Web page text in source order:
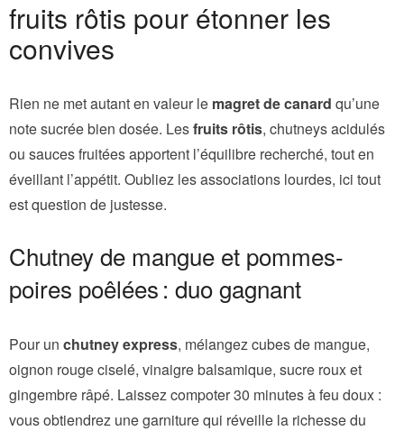
fruits rôtis pour étonner les
convives
Rien ne met autant en valeur le magret de canard qu’une
note sucrée bien dosée. Lesfruits rôtis, chutneys acidulés
ou sauces fruitées apportent l’équilibre recherché, tout en
éveillant l’appétit. Oubliez les associations lourdes, ici tout
est question de justesse.
Chutney de mangue et pommes-
poires poêlées : duo gagnant
Pour un chutney express, mélangez cubes de mangue,
oignon rouge ciselé, vinaigre balsamique, sucre roux et
gingembre râpé. Laissez compoter 30 minutes à feu doux :
vous obtiendrez une garniture qui réveille la richesse du